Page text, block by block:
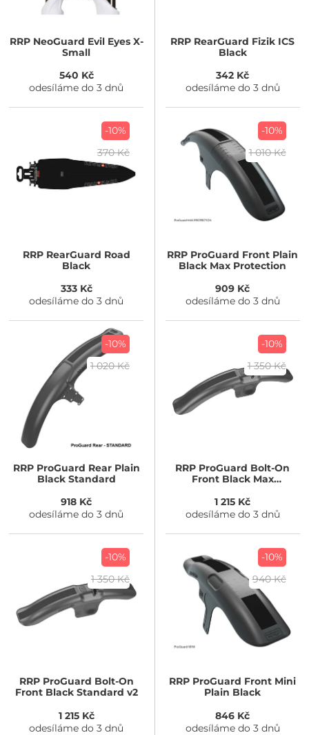
RRPNeoGuard Evil Eyes X-
Small
540 Kč
odesíláme do 3 dnů
RRP RearGuard Fizik ICS
Black
342 Kč
odesíláme do 3 dnů
-10%
370 Kč
RRPRearGuard Road
Black
333 Kč
odesíláme do 3 dnů
-10%
1 010 Kč
RRP ProGuard Front Plain
Black Max Protection
909 Kč
odesíláme do 3 dnů
-10%
1 020 Kč
RRPProGuard Rear Plain
Black Standard
918 Kč
odesíláme do 3 dnů
-10%
1 350 Kč
RRP ProGuard Bolt-On
Front Black Max
1 215 Kč
odesíláme do 3 dnů
-10%
1 350 Kč
RRPProGuard Bolt-On
Front Black Standard v2
1 215 Kč
odesíláme do 3 dnů
-10%
940 Kč
RRP ProGuard Front Mini
Plain Black
846 Kč
odesíláme do 3 dnů